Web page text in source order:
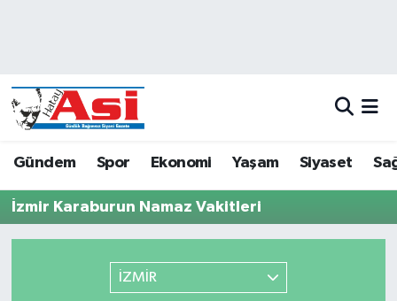
Gündem Spor Ekonomi Yaşam Siyaset
İzmir Karaburun Namaz Vakitleri
İZMİR
Dünya
Eğitim
Ekonomi
Magazin
Trafik Durumu
Süper Lig Puan Durumu ve Fikstür
Tüm Manşetler
Haber Arşivi